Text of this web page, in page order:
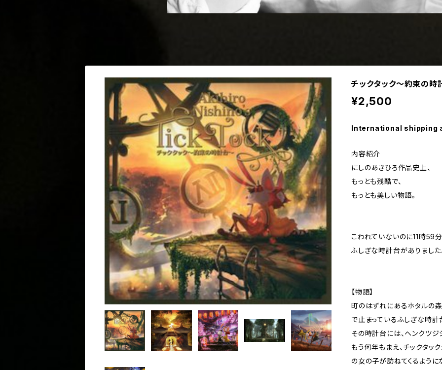
チックタック～約束の時
¥2,500
International shipping
内容紹介
にしのあきひろ作品史上、
もっとも残酷で、
もっとも美しい物語。
こわれていないのに11時59
ふしぎな時計台がありました――
【物語】
町のはずれにあるホタルの
で止まっているふしぎな時計
その時計台には、ヘンクツジ
もう何年もまえ、チックタッ
の女の子が訪ねてくるように